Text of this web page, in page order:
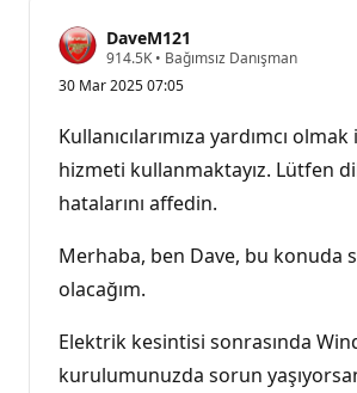
DaveM121
914.5K S
y
ı
n
l
ı
k
a
• Bağımsız Danışman
30 Mar 2025 07:05
Kullanıcılarımıza yardımcı
hizmeti kullanmaktayız. Lütfen
hatalarını affedin.
Merhaba, ben Dave, bu konuda
olacağım.
Elektrik kesintisi sonrasında
kurulumunuzda sorun